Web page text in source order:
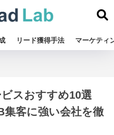
リード獲得手法 マーケティ
スおすすめ10選
集客に強い会社を徹